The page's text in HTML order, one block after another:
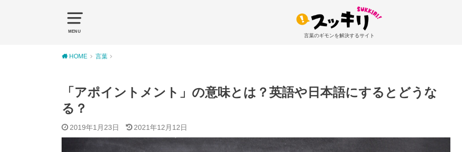
MENU
言葉のギモンを解決するサイト
HOME 言葉
「アポイントメント」の意味とは？英語や日本語にするとどうな
る？
2019年1月23日 2021年12月12日